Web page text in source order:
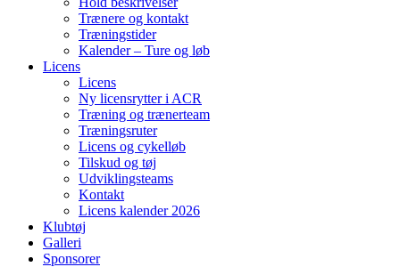
Trænere og kontakt
Træningstider
Kalender – Ture og løb
Licens
Licens
Ny licensrytter i ACR
Træning og trænerteam
Træningsruter
Licens og cykelløb
Tilskud og tøj
Udviklingsteams
Kontakt
Licens kalender 2026
Klubtøj
Galleri
Sponsorer